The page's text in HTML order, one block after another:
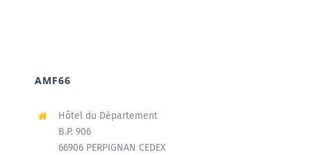
AMF66
Hôtel du Département
B.P. 906
66906 PERPIGNAN CEDEX